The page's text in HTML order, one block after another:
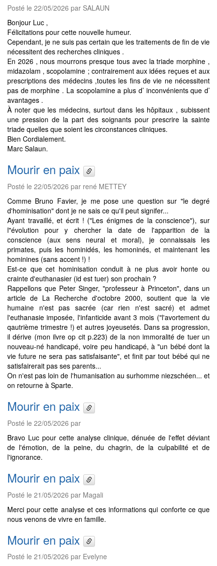
Posté le 22/05/2026 par SALAUN
Bonjour Luc ,
Félicitations pour cette nouvelle humeur.
Cependant, je ne suis pas certain que les traitements de fin de vie
nécessitent des recherches cliniques .
En 2026 , nous mourrons presque tous avec la triade morphine ,
midazolam , scopolamine ; contrairement aux idées reçues et aux
prescriptions des médecins ,toutes les fins de vie ne nécessitent
pas de morphine . La scopolamine a plus d’ inconvénients que d’
avantages .
À noter que les médecins, surtout dans les hôpitaux , subissent
une pression de la part des soignants pour prescrire la sainte
triade quelles que soient les circonstances cliniques.
Bien Cordialement.
Marc Salaun.
Mourir en paix
Posté le 22/05/2026 par rené METTEY
Comme Bruno Favier, je me pose une question sur "le degré
d'hominisation" dont je ne sais ce qu'il peut signifer...
Ayant travaillé, et écrit ! ("Les énigmes de la conscience"), sur
l"évolution pour y chercher la date de l'apparition de la
conscience (aux sens neural et moral), je connaissais les
primates, puis les hominidés, les homoninés, et maintenant les
hominines (sans accent !) !
Est-ce que cet hominisation conduit à ne plus avoir honte ou
crainte d'euthanasier (id est tuer) son prochain ?
Rappellons que Peter Singer, "professeur à Princeton", dans un
article de La Recherche d'octobre 2000, soutient que la vie
humaine n'est pas sacrée (car rien n'est sacré) et admet
l'euthanasie imposée, l'infanticide avant 3 mois ("l'avortement du
qautrième trimestre !) et autres joyeusetés. Dans sa progression,
il dérive (mon ilvre op cit p.223) de la non immoralité de tuer un
nouveau-né handicapé, voire peu handicapé, à "un bébé dont la
vie future ne sera pas satisfaisante", et finit par tout bébé qui ne
satisfairerait pas ses parents...
On n'est pas loin de l'humanisation au surhomme niezschéen... et
on retourne à Sparte.
Mourir en paix
Posté le 22/05/2026 par
Bravo Luc pour cette analyse clinique, dénuée de l'effet déviant
de l'émotion, de la peine, du chagrin, de la culpabilité et de
l'ignorance.
Mourir en paix
Posté le 21/05/2026 par Magali
Merci pour cette analyse et ces informations qui conforte ce que
nous venons de vivre en famille.
Mourir en paix
Posté le 21/05/2026 par Evelyne